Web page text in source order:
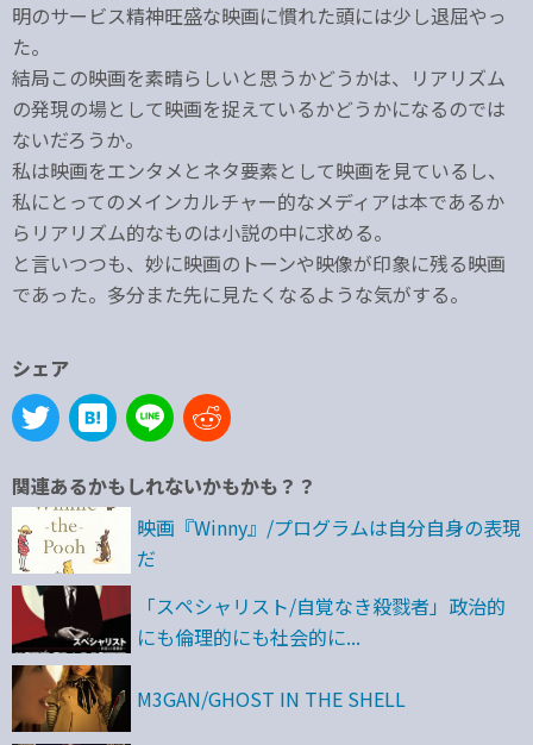
明のサービス精神旺盛な映画に慣れた頭には少し退屈やっ
た。
結局この映画を素晴らしいと思うかどうかは、リアリズム
の発現の場として映画を捉えているかどうかになるのでは
ないだろうか。
私は映画をエンタメとネタ要素として映画を見ているし、
私にとってのメインカルチャー的なメディアは本であるか
らリアリズム的なものは小説の中に求める。
と言いつつも、妙に映画のトーンや映像が印象に残る映画
であった。多分また先に見たくなるような気がする。
シェア
関連あるかもしれないかもかも？？
映画『Winny』/プログラムは自分自身の表現
だ
「スペシャリスト/自覚なき殺戮者」政治的
にも倫理的にも社会的に...
M3GAN/GHOST IN THE SHELL